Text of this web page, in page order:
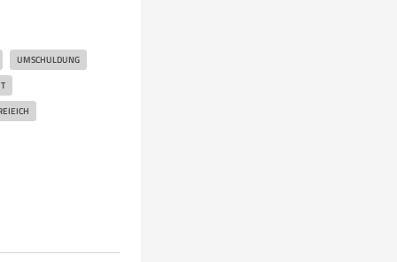
UMSCHULDUNG